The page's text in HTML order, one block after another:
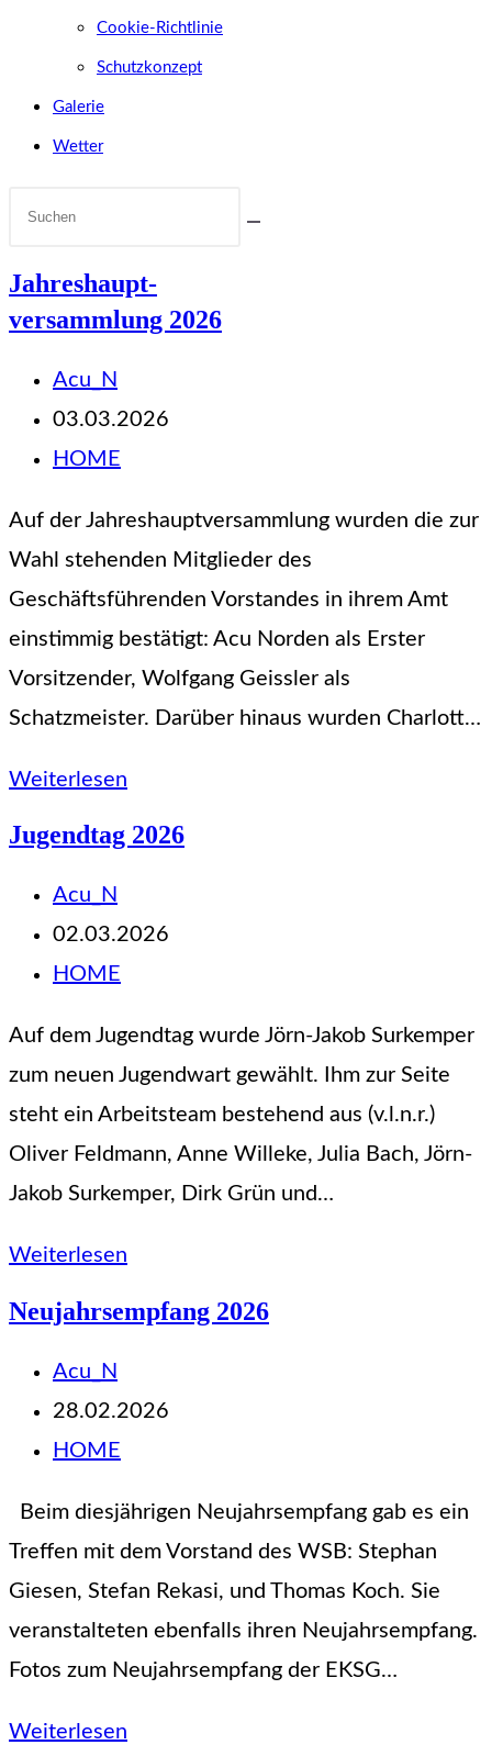
Cookie-Richtlinie
Schutzkonzept
Galerie
Wetter
Diese
durchsuchen
Jahreshaupt-
versammlung 2026
Beitrags-
Autor:
Acu_N
Beitrag
veröffentlicht:
03.03.2026
Beitrags-
HOME
Auf der Jahreshauptversammlung wurden die zur
Wahl stehenden Mitglieder des
Geschäftsführenden Vorstandes in ihrem Amt
einstimmig bestätigt: Acu Norden als Erster
Vorsitzender, Wolfgang Geissler als
Schatzmeister. Darüber hinaus wurden Charlott…
Weiterlesen
Jugendtag 2026
Beitrags-
Autor:
Acu_N
Beitrag
veröffentlicht:
02.03.2026
Beitrags-
HOME
Auf dem Jugendtag wurde Jörn-Jakob Surkemper
zum neuen Jugendwart gewählt. Ihm zur Seite
steht ein Arbeitsteam bestehend aus (v.l.n.r.)
Oliver Feldmann, Anne Willeke, Julia Bach, Jörn-
Jakob Surkemper, Dirk Grün und…
Weiterlesen
Neujahrsempfang 2026
Beitrags-
Autor:
Acu_N
Beitrag
veröffentlicht:
28.02.2026
Beitrags-
HOME
Beim diesjährigen Neujahrsempfang gab es ein
Treffen mit dem Vorstand des WSB: Stephan
Giesen, Stefan Rekasi, und Thomas Koch. Sie
veranstalteten ebenfalls ihren Neujahrsempfang.
Fotos zum Neujahrsempfang der EKSG…
Weiterlesen